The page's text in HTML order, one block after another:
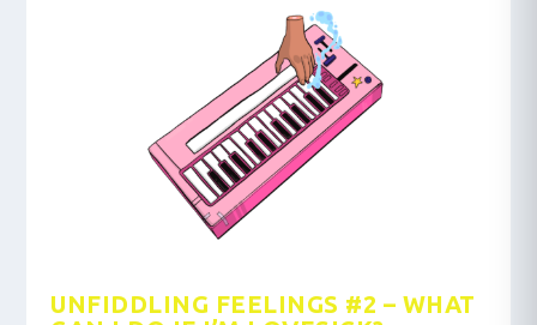
UNFIDDLING FEELINGS #2 – WHAT